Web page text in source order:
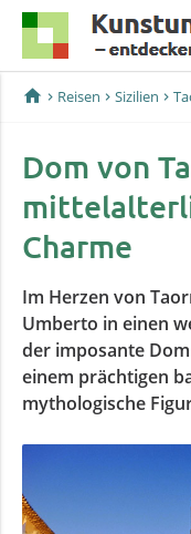
home Reisen Sizilien
Dom von
Charme
Im Herzen von
Umberto in einen
der imposante
einem prächtigen
mythologische